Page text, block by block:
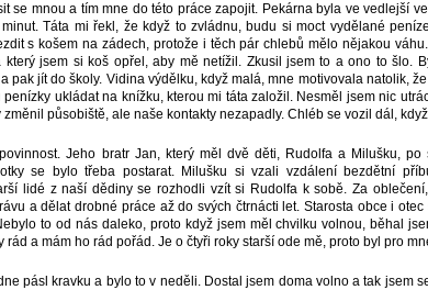
se mnou a tím mne do této práce zapojit. Pekárna byla ve vedlejší
Táta mi řekl, že když to zvládnu, budu si moct vydělané
s košem na zádech, protože i těch pár chlebů mělo nějakou
který jsem si koš opřel, aby mě netížil. Zkusil jsem to a ono to šlo.
pak jít do školy. Vidina výdělku, když malá, mne motivovala natolik,
ukládat na knížku, kterou mi táta založil. Nesměl jsem nic
působiště, ale naše kontakty nezapadly. Chléb se vozil dál,
Jeho bratr Jan, který měl dvě děti, Rudolfa a Milušku,
se bylo třeba postarat. Milušku si vzali vzdálení bezdětní
lidé z naší dědiny se rozhodli vzít si Rudolfa k sobě. Za
a dělat drobné práce až do svých čtrnácti let. Starosta obce i
to od nás daleko, proto když jsem měl chvilku volnou, běhal
rád a mám ho rád pořád. Je o čtyři roky starší ode mě, proto byl pro
pásl kravku a bylo to v neděli. Dostal jsem doma volno a tak jsem